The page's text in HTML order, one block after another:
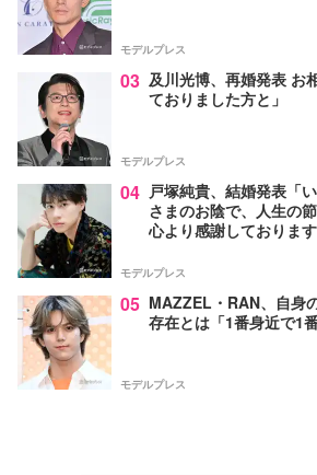
モデルプレス
03 及川光博、再婚発表 お
ておりました方と」
モデルプレス
04 戸塚純貴、結婚発表「
さまのお陰で、人生の
心より感謝しております
モデルプレス
05 MAZZEL・RAN、自身
存在とは「1番身近で1
モデルプレス